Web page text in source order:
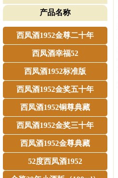
产品名称
西凤酒1952金尊二十年
西凤酒幸福52
西凤酒1952标准版
西凤酒1952金奖五十年
西凤酒1952铜尊典藏
西凤酒1952金奖三十年
西凤酒1952金尊典藏
52度西凤酒1952